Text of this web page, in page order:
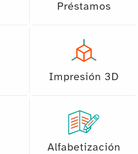
Préstamos
Impresión 3D
Alfabetización